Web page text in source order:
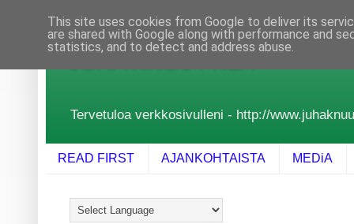
JUHA KNUUTTILA
Tervetuloa verkkosivulleni - http://
READ FIRST AJANKOHTAISTA MEDiA
This site uses cookies from Google to deliver its
are shared with Google along with performance and
statistics, and to detect and address abuse.